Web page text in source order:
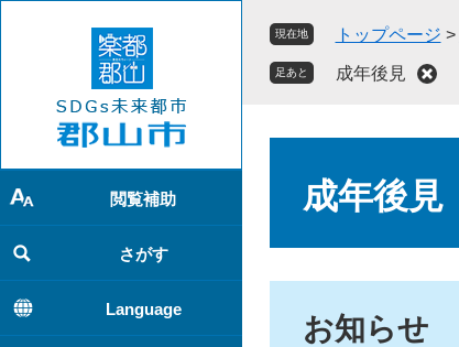
で
す
。
ば
し
て
本
文
へ
閲覧補助
さがす
Language
現在地 トップページ >
足あと 成年後見
成年後見
お知らせ